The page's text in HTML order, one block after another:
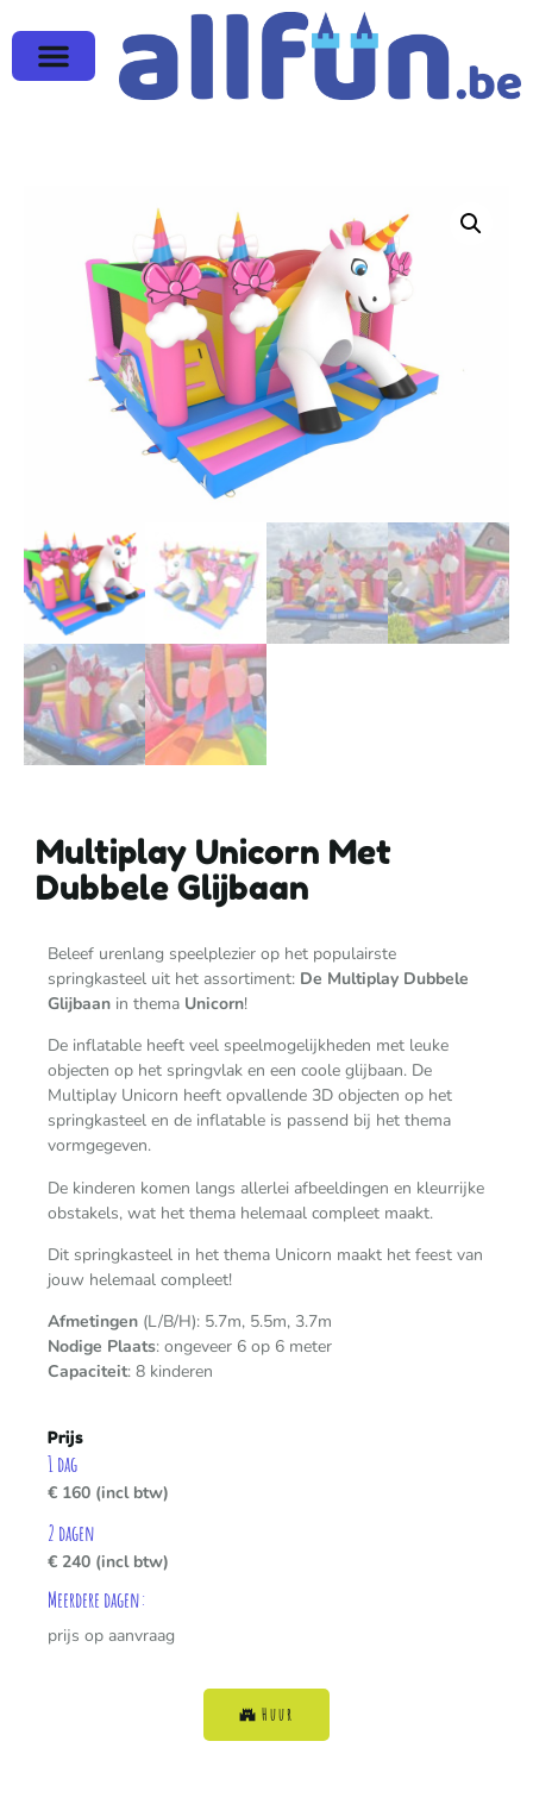
Multiplay Unicorn Met
Dubbele Glijbaan
Beleef urenlang speelplezier op het populairste
springkasteel uit het assortiment: De Multiplay Dubbele
Glijbaan in thema Unicorn!
De inflatable heeft veel speelmogelijkheden met leuke
objecten op het springvlak en een coole glijbaan. De
Multiplay Unicorn heeft opvallende 3D objecten op het
springkasteel en de inflatable is passend bij het thema
vormgegeven.
De kinderen komen langs allerlei afbeeldingen en kleurrijke
obstakels, wat het thema helemaal compleet maakt.
Dit springkasteel in het thema Unicorn maakt het feest van
jouw helemaal compleet!
Afmetingen (L/B/H): 5.7m, 5.5m, 3.7m
Nodige Plaats: ongeveer 6 op 6 meter
Capaciteit: 8 kinderen
Prijs
1 dag
€ 160 (incl btw)
2 dagen
€ 240 (incl btw)
Meerdere dagen:
prijs op aanvraag
Huur